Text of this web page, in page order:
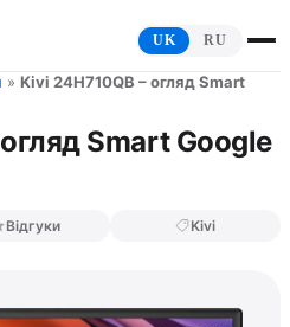
UK RU
» Kivi 24H710QB – огляд Smart
Smart Google
Відгуки Kivi